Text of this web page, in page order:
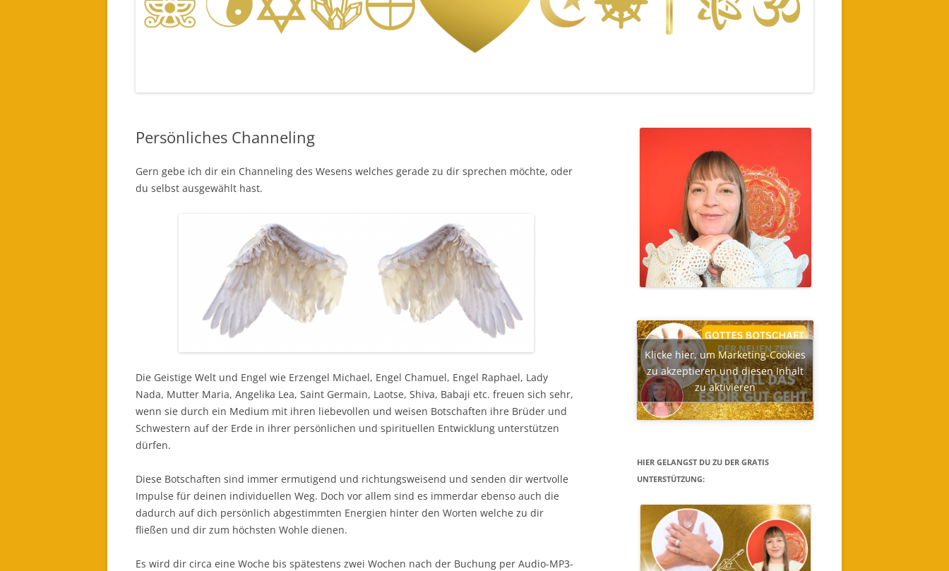
FÜR DICH BESTELLEN (AUDIO)
Persönliches Channeling
Gern gebe ich dir ein Channeling des Wesens welches gerade zu dir sprechen möchte, oder
du selbst ausgewählt hast.
Die Geistige Welt und Engel wie Erzengel Michael, Engel Chamuel, Engel Raphael, Lady
Nada, Mutter Maria, Angelika Lea, Saint Germain, Laotse, Shiva, Babaji etc. freuen sich sehr,
wenn sie durch ein Medium mit ihren liebevollen und weisen Botschaften ihre Brüder und
Schwestern auf der Erde in ihrer persönlichen und spirituellen Entwicklung unterstützen
dürfen.
Diese Botschaften sind immer ermutigend und richtungsweisend und senden dir wertvolle
Impulse für deinen individuellen Weg. Doch vor allem sind es immerdar ebenso auch die
dadurch auf dich persönlich abgestimmten Energien hinter den Worten welche zu dir
fließen und dir zum höchsten Wohle dienen.
Es wird dir circa eine Woche bis spätestens zwei Wochen nach der Buchung per Audio-MP3-
Klicke hier, um Marketing-Cookies
zu akzeptieren und diesen Inhalt
zu aktivieren
HIER GELANGST DU ZU DER GRATIS
UNTERSTÜTZUNG: